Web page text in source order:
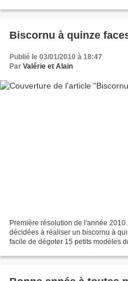
Biscornu à quinze
Publié le 03/01/2010 à 18:47
Par Valérie et Alain
Première résolution de l'année
décidées à réaliser un biscornu à
facile de dégoter 15 petits modèles